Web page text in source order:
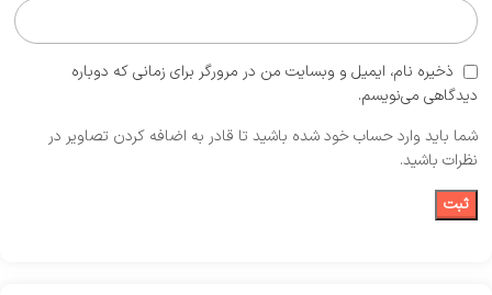
ذخیره نام، ایمیل و وبسایت من در مرورگر برای زمانی که دوباره
دیدگاهی می‌نویسم.
شما باید وارد حساب خود شده باشید تا قادر به اضافه کردن تصاویر در
نظرات باشید.